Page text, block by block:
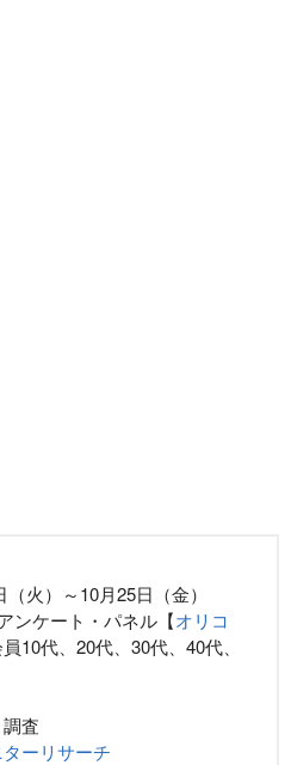
火）～10月25日（金）
ンケート・パネル【オリコ
10代、20代、30代、40代、
査
ーリサーチ